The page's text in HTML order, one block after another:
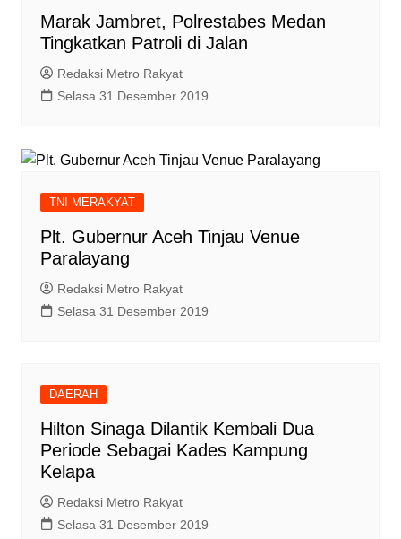
Marak Jambret, Polrestabes Medan
Tingkatkan Patroli di Jalan
Redaksi Metro Rakyat
Selasa 31 Desember 2019
TNI MERAKYAT
Plt. Gubernur Aceh Tinjau Venue
Paralayang
Redaksi Metro Rakyat
Selasa 31 Desember 2019
DAERAH
Hilton Sinaga Dilantik Kembali Dua
Periode Sebagai Kades Kampung
Kelapa
Redaksi Metro Rakyat
Selasa 31 Desember 2019